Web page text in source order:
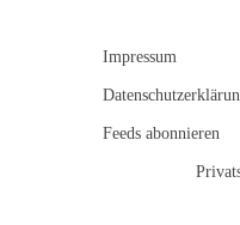
Impressum
Feeds abonnieren